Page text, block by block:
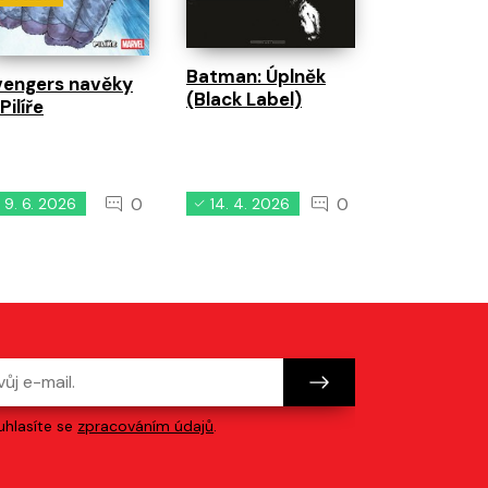
navěky
9. 6. 2026 0
Batman: Úplněk
(Black Label)
14. 4. 2026 0
se zpracováním údajů